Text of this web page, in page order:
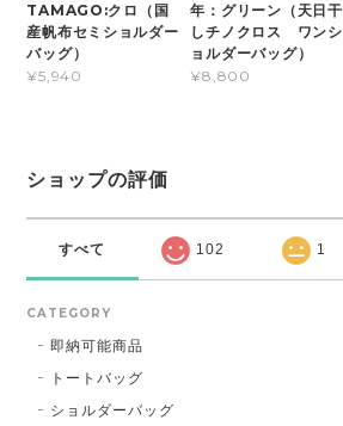
TAMAGO:クロ（国
産帆布セミショルダー
バッグ）
¥5,940
年：グリーン（天日干
しチノクロス ワンシ
ョルダーバッグ）
¥8,800
ショップの評価
すべて 102 1
CATEGORY
即納可能商品
トートバッグ
ショルダーバッグ